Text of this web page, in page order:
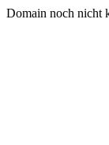
Domain noch nicht